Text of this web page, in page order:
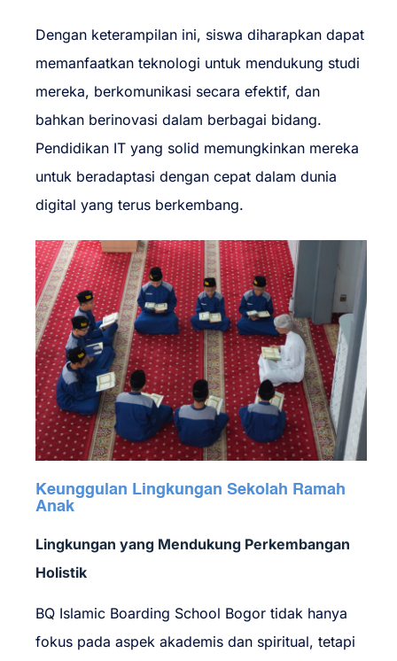
Dengan keterampilan ini, siswa diharapkan dapat
memanfaatkan teknologi untuk mendukung studi
mereka, berkomunikasi secara efektif, dan
bahkan berinovasi dalam berbagai bidang.
Pendidikan IT yang solid memungkinkan mereka
untuk beradaptasi dengan cepat dalam dunia
digital yang terus berkembang.
Keunggulan Lingkungan Sekolah Ramah
Anak
Lingkungan yang Mendukung Perkembangan
Holistik
BQ Islamic Boarding School Bogor tidak hanya
fokus pada aspek akademis dan spiritual, tetapi